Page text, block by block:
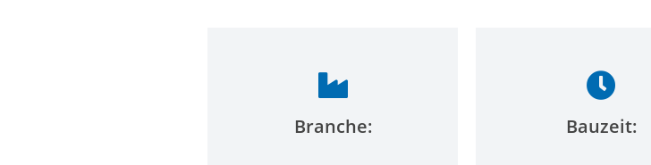
Branche: Bauzeit: